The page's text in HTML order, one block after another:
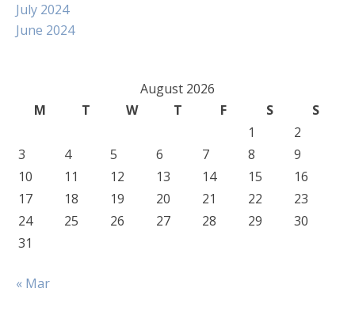
July 2024
June 2024
August 2026
M
T W T F S
S
1
2
3
4 5 6 7 8
9
10
11 12 13 14 15
16
17
18 19 20 21 22
23
24
25 26 27 28 29
30
31
« Mar